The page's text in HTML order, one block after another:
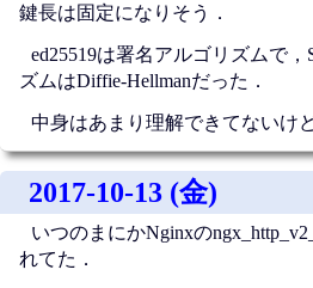
鍵長は固定になりそう．
ed25519は署名アルゴリズムで
ズムはDiffie-Hellmanだった．
中身はあまり理解できてないけ
2017-10-13 (金)
いつのまにかNginxの
れてた．